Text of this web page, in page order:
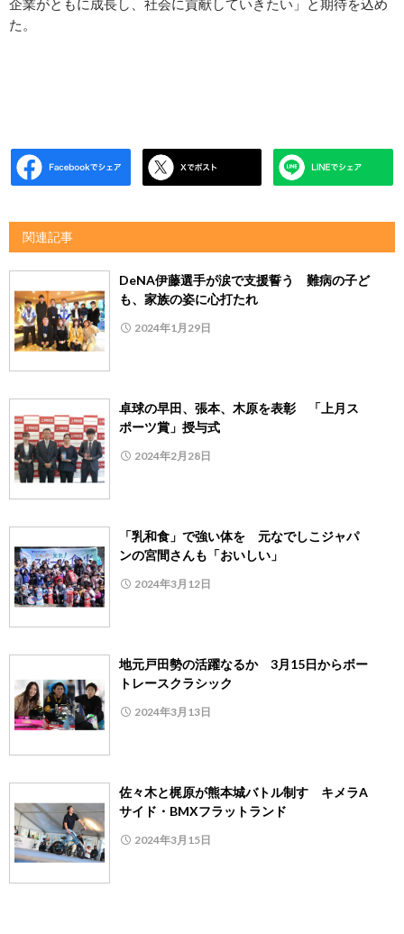
企業がともに成長し、社会に貢献していきたい」と期待を込め
た。
関連記事
DeNA伊藤選手が涙で支援誓う 難病の子ど
も、家族の姿に心打たれ
2024年1月29日
卓球の早田、張本、木原を表彰 「上月ス
ポーツ賞」授与式
2024年2月28日
「乳和食」で強い体を 元なでしこジャパ
ンの宮間さんも「おいしい」
2024年3月12日
地元戸田勢の活躍なるか 3月15日からボー
トレースクラシック
2024年3月13日
佐々木と梶原が熊本城バトル制す キメラA
サイド・BMXフラットランド
2024年3月15日